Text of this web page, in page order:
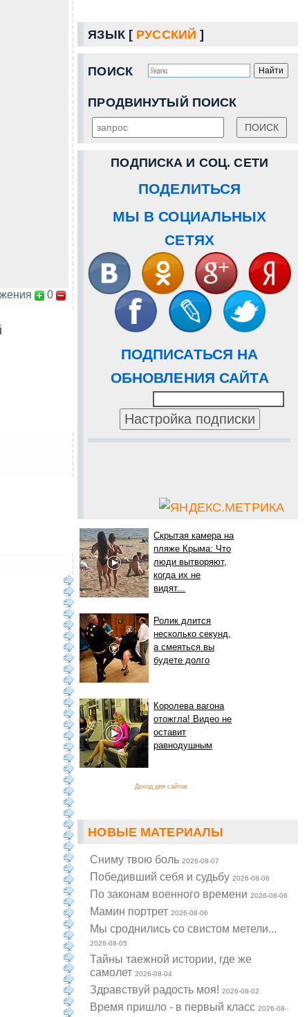
ЯЗЫК [ РУССКИЙ ]
ПОИСК
ПРОДВИНУТЫЙ ПОИСК
ПОДПИСКА И СОЦ. СЕТИ
ПОДЕЛИТЬСЯ
МЫ В СОЦИАЛЬНЫХ
СЕТЯХ
ПОДПИСАТЬСЯ НА
ОБНОВЛЕНИЯ САЙТА
Скрытая камера на
пляже Крыма: Что
люди вытворяют,
когда их не
видят...
Ролик длится
несколько секунд,
а смеяться вы
будете долго
Королева вагона
отожгла! Видео не
оставит
равнодушным
Доход для сайтов
НОВЫЕ МАТЕРИАЛЫ
Cниму твою боль2026-08-07
Победивший себя и судьбу2026-08-06
По законам военного времени2026-08-06
Мамин портрет2026-08-06
Мы сроднились со свистом метели...
2026-08-05
Тайны таежной истории, где же
самолет2026-08-04
Здравствуй радость моя!2026-08-02
Время пришло - в первый класс2026-08-
0